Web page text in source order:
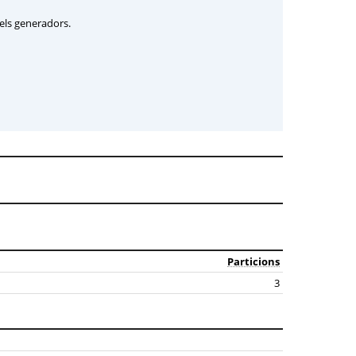
generadors.
Particions
3